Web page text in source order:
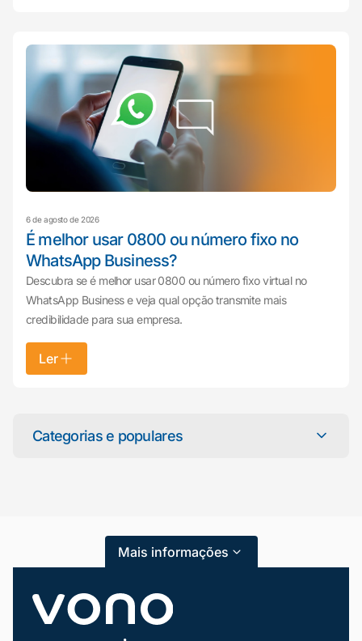
6 de agosto de 2026
É melhor usar 0800 ou número fixo no
WhatsApp Business?
Descubra se é melhor usar 0800 ou número fixo virtual no
WhatsApp Business e veja qual opção transmite mais
credibilidade para sua empresa.
Ler
Categorias e populares
Atendimento ao Cliente
Blog
Dicas e Tutoriais
Gestão de Condomínios
Mais informações
online agora